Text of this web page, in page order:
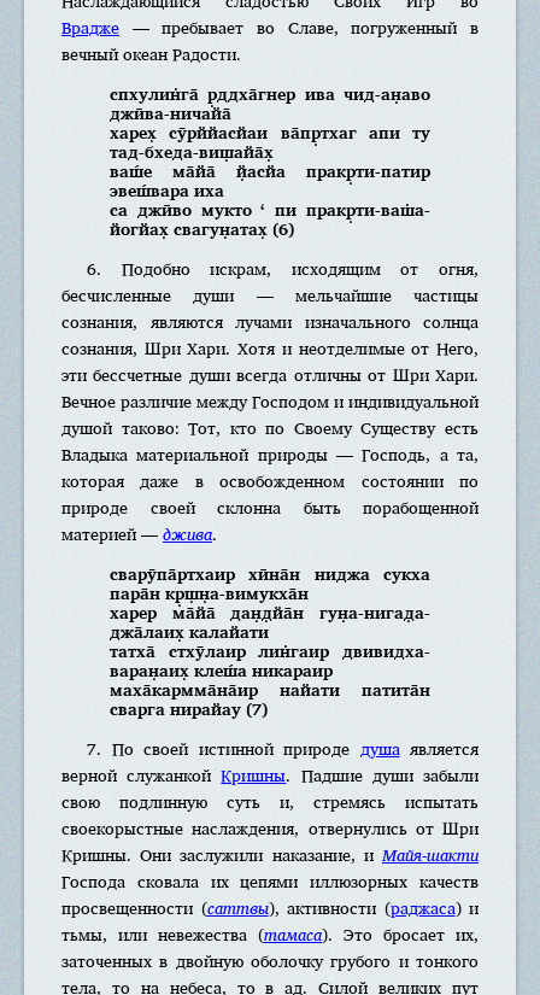
Врадже — пребывает во Славе, погруженный в
вечный океан Радости.
спхулин̇га̄ р̣ддха̄гнер ива чид-ан̣аво
джӣва-ничайа̄
харех̣ сӯрййасйаи ва̄пр̣тхаг апи ту
тад-бхеда-виш̣айа̄х̣
ваш́е ма̄йа̄ й̣асйа пракр̣ти-патир
эвеш́вара иха
са джӣво мукто ‘ пи пракр̣ти-ваш̇а-
йогйах̣ свагун̣атах̣ (6)
6. Подобно искрам, исходящим от огня,
бесчисленные души — мельчайшие частицы
сознания, являются лучами изначального солнца
сознания, Шри Хари. Хотя и неотделимые от Него,
эти бессчетные души всегда отличны от Шри Хари.
Вечное различие между Господом и индивидуальной
душой таково: Тот, кто по Своему Существу есть
Владыка материальной природы — Господь, а та,
которая даже в освобожденном состоянии по
природе своей склонна быть порабощенной
материей —джива.
сварӯпа̄ртхаир хӣна̄н ниджа сукха
пара̄н кр̣ш̣н̣а-вимукха̄н
харер ма̄йа̄ дан̣д̣йа̄н гун̣а-нигад̣а-
джа̄лаих̣ калайати
татха̄ стхӯлаир лин̇гаир двивидха-
варан̣аих̣ клеш́а никараир
маха̄кармма̄на̄иp найати патита̄н
сварга нирайау (7)
7. По своей истинной природе душаявляется
верной служанкойКришны. Падшие души забыли
свою подлинную суть и, стремясь испытать
своекорыстные наслаждения, отвернулись от Шри
Кришны. Они заслужили наказание, иМайя-шакти
Господа сковала их цепями иллюзорных качеств
просвещенности (саттвы), активности (раджаса) и
тьмы, или невежества (тамаса). Это бросает их,
заточенных в двойную оболочку грубого и тонкого
тела, то на небеса, то в ад. Силой великих пут